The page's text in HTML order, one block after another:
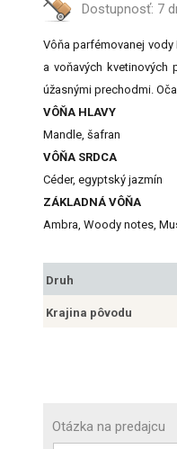
Dostupnosť: 7
Vôňa parfémovanej
a voňavých kvetinových
úžasnými prechodmi.
VÔŇA HLAVY
Mandle, šafran
VÔŇA SRDCA
Céder, egyptský jazmín
ZÁKLADNÁ VÔŇA
Ambra, Woody notes,
Druh
Krajina pôvodu
Otázka na predajcu